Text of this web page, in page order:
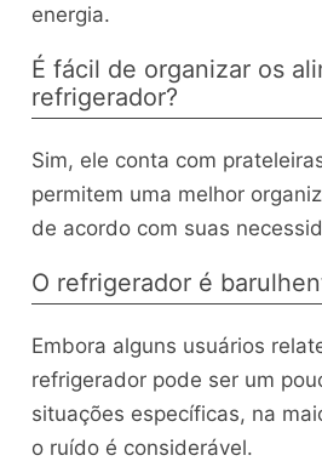
energia.
É fácil de organizar os
refrigerador?
Sim, ele conta com
permitem uma melhor
de acordo com suas
O refrigerador é
Embora alguns usuários
refrigerador pode ser um
situações específicas, na
o ruído é considerável.